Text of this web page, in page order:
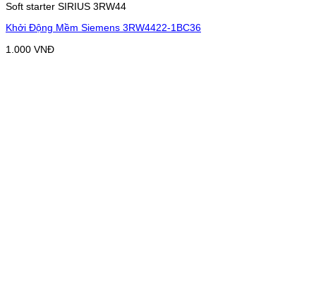
Soft starter SIRIUS 3RW44
Khởi Động Mềm Siemens 3RW4422-1BC36
1.000 VNĐ